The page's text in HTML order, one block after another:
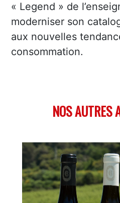
« Legend » de
moderniser son
aux nouvelles
consommation.
NOS AUTRES